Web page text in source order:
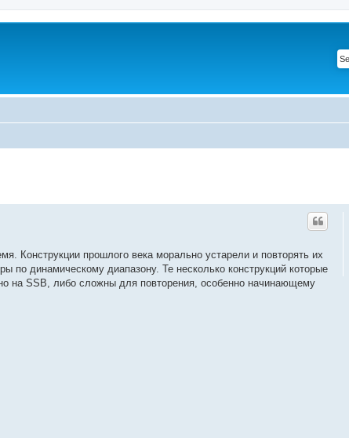
Конструкции прошлого века морально устарели и повторять их
по динамическому диапазону. Те несколько конструкций которые
на SSB, либо сложны для повторения, особенно начинающему